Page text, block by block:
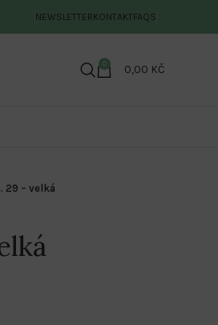
NEWSLETTERKONTAKTFAQS
0 0,00 KČ
29 – velká